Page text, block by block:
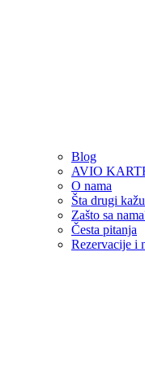
Blog
AVIO
O nama
Šta drugi
Zašto sa
Česta pitanja
Rezervacije i